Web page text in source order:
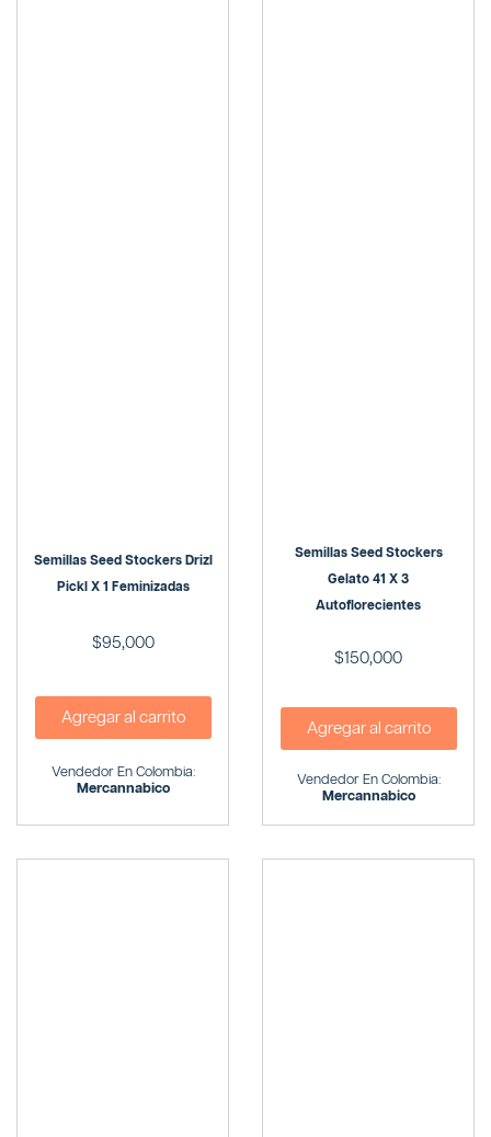
Semillas Seed Stockers Drizl
Pickl X 1 Feminizadas
$95,000
Agregar al carrito
Vendedor En Colombia:
Mercannabico
Semillas Seed Stockers
Gelato 41 X 3
Autoflorecientes
$150,000
Agregar al carrito
Vendedor En Colombia:
Mercannabico